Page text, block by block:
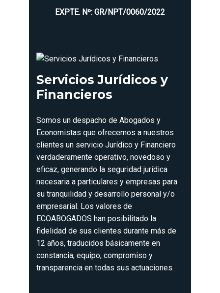
EXPTE. Nº: GR/NPT/0060/2022
Servicios Jurídicos y
Financieros
Somos un despacho de Abogados y
Economistas que ofrecemos a nuestros
clientes un servicio Jurídico y Financiero
verdaderamente operativo, novedoso y
eficaz, generando la seguridad jurídica
necesaria a particulares y empresas para
su tranquilidad y desarrollo personal y/o
empresarial. Los valores de
ECOABOGADOS han posibilitado la
fidelidad de sus clientes durante más de
12 años, traducidos básicamente en
constancia, equipo, compromiso y
transparencia en todas sus actuaciones.